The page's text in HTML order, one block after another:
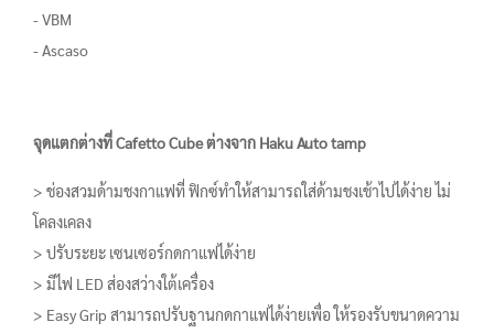
- VBM
- Ascaso
จุดแตกต่างที่ Cafetto Cube ต่างจาก Haku Auto tamp
> ช่องสวมด้ามชงกาแฟที่ ฟิกซ์ทำให้สามารถใส่ด้ามชงเช้าไปได้ง่าย ไม่
โคลงเคลง
> ปรับระยะ เซนเซอร์กดกาแฟได้ง่าย
> มีไฟ LED ส่องสว่างใต้เครื่อง
> Easy Grip สามารถปรับฐานกดกาแฟได้ง่ายเพื่อ ให้รองรับขนาดความ